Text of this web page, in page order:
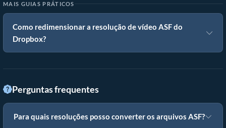
MAIS GUIAS PRÁTICOS
Como redimensionar a resolução de vídeo ASF do
Dropbox?
Perguntas frequentes
Para quais resoluções posso converter os arquivos ASF?